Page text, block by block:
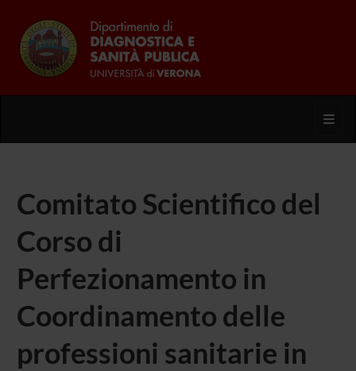
Comitato Scientifico del
Corso di
Perfezionamento in
Coordinamento delle
professioni sanitarie in